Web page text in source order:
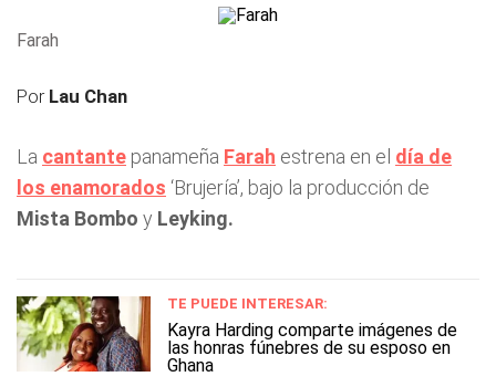
Farah
Por Lau Chan
La cantante panameña Farah estrena en el día de
los enamorados ‘Brujería’, bajo la producción de
Mista Bombo y Leyking.
TE PUEDE INTERESAR:
Kayra Harding comparte imágenes de
las honras fúnebres de su esposo en
Ghana